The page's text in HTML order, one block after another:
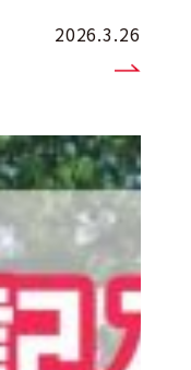
2026.3.26